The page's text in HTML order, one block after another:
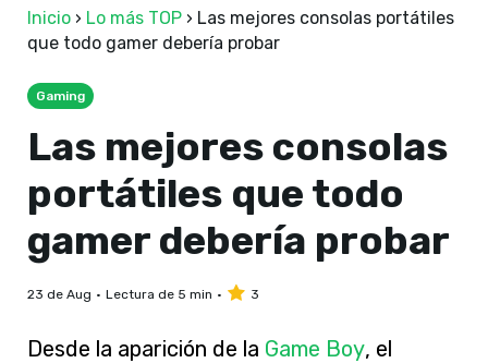
Inicio › Lo más TOP › Las mejores consolas portátiles
que todo gamer debería probar
Gaming
Las mejores consolas
portátiles que todo
gamer debería probar
23 de Aug Lectura de 5 min 3
Desde la aparición de la Game Boy, el